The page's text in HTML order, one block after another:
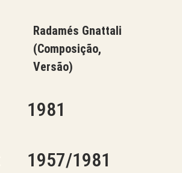
Radamés Gnattali
(Composição,
Versão)
1981
1957/1981